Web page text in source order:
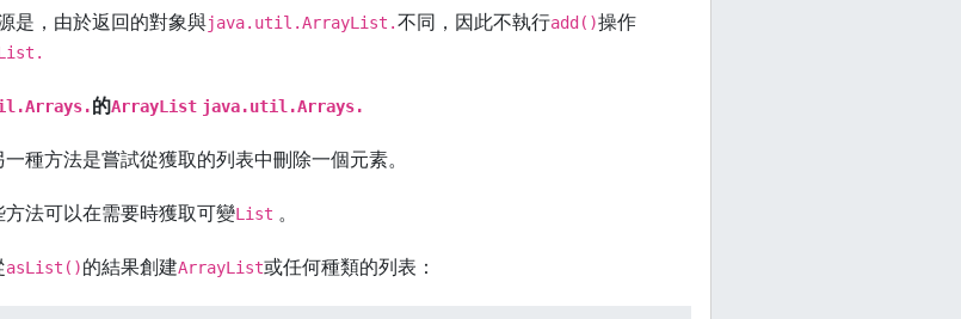
是，由於返回的對象與java.util.ArrayList.不同，因此不執行add()操作
的ArrayList java.util.Arrays.
種方法是嘗試從獲取的列表中刪除一個元素。
法可以在需要時獲取可變List 。
asList()的結果創建ArrayList或任何種類的列表：